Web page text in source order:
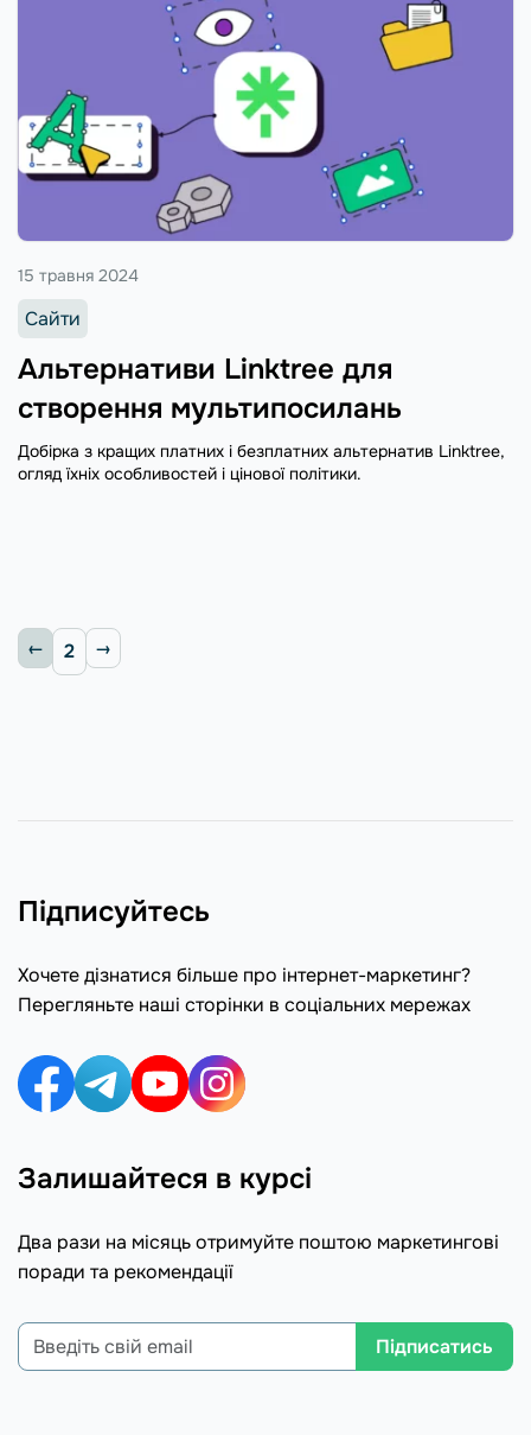
Альтернативи Linktree для
створення мультипосилань
15 травня 2024
Сайти
Добірка з кращих платних і безплатних альтернатив Linktree,
огляд їхніх особливостей і цінової політики.
2
Підписуйтесь
Хочете дізнатися більше про інтернет-маркетинг?
Перегляньте наші сторінки в соціальних мережах
Залишайтеся в курсі
Два рази на місяць отримуйте поштою маркетингові
поради та рекомендації
Підписатись